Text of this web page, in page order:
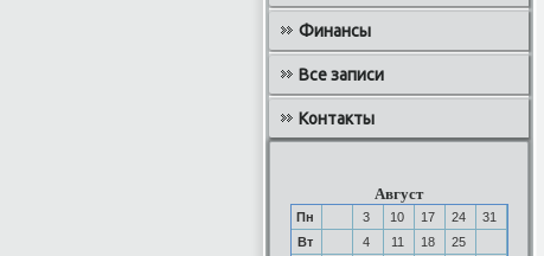
Финансы
Все записи
Контакты
Август
Пн 3 10 17 24
31
Вт
4 11 18
25